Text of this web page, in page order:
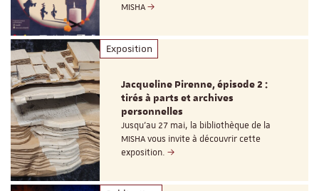
MISHA
Exposition
Jacqueline Pirenne, épisode 2 :
tirés à parts et archives
personnelles
Jusqu’au 27 mai, la bibliothèque de la
MISHA vous invite à découvrir cette
exposition.